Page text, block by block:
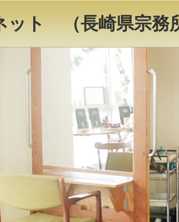
ット （長崎県宗務